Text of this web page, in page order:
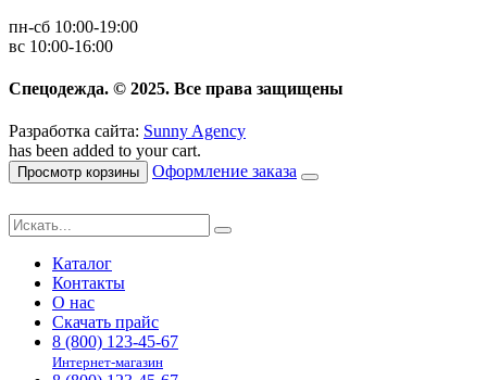
пн-сб 10:00-19:00
вс 10:00-16:00
Спецодежда. © 2025. Все права защищены
Разработка сайта: Sunny Agency
has been added to your cart.
Просмотр корзины Оформление заказа
Каталог
Контакты
О нас
Скачать прайс
8 (800) 123-45-67
Интернет-магазин